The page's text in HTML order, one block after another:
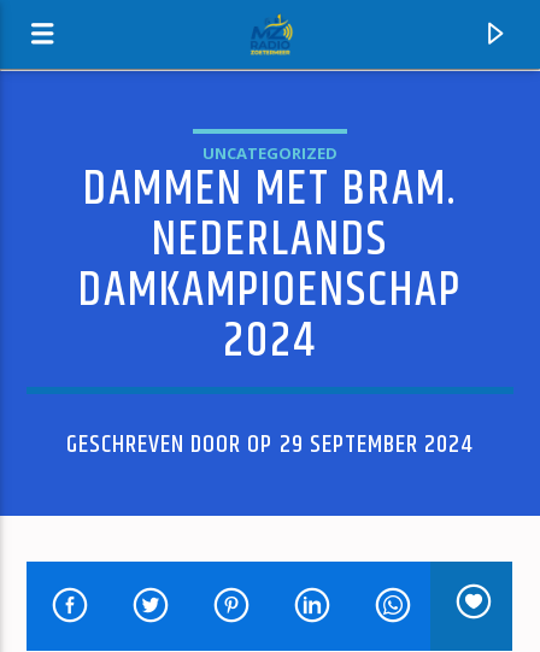
MZ-RADIO
HUIDIG NUMMER
TOP 40 VAN TOEN
PETER VOS
UNCATEGORIZED
DAMMEN MET BRAM.
NEDERLANDS
DAMKAMPIOENSCHAP
2024
GESCHREVEN DOOR OP 29 SEPTEMBER 2024